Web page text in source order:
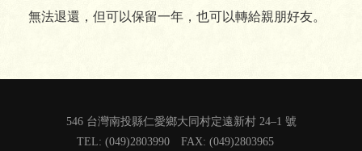
無法退還，但可以保留一年，也可以轉給親朋好友。
546 台灣南投縣仁愛鄉大同村定遠新村 24–1 號
TEL: (049)2803990 FAX: (049)2803965